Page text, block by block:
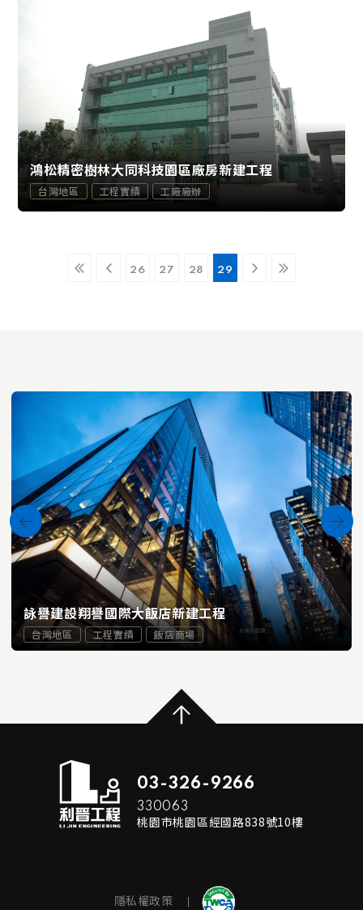
鴻松精密樹林大同科技園區廠房新建工程
台灣地區 工程實績 工廠廠辦
26 27 28 29
詠譽建設翔譽國際大飯店新建工程
台灣地區 工程實績 飯店商場
03-326-9266
330063
桃園市桃園區經國路838號10樓
隱私權政策